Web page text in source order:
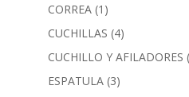
CORREA (1)
CUCHILLAS (4)
CUCHILLO Y AFILADORES
ESPATULA (3)